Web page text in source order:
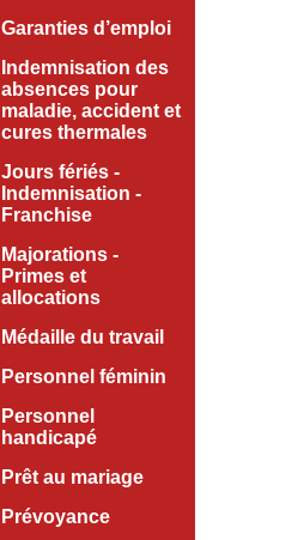
Garanties d’emploi
Indemnisation des
absences pour
maladie, accident et
cures thermales
Jours fériés -
Indemnisation -
Franchise
Majorations -
Primes et
allocations
Médaille du travail
Personnel féminin
Personnel
handicapé
Prêt au mariage
Prévoyance